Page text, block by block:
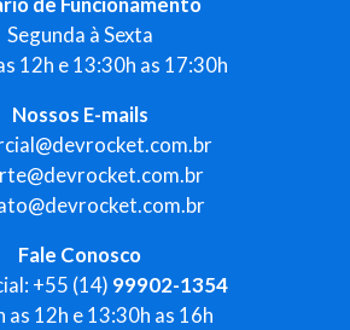
Segunda à Sexta
12h e 13:30h as 17:30h
Nossos E-mails
Fale Conosco
+55 (14) 99902-1354
as 12h e 13:30h as 16h